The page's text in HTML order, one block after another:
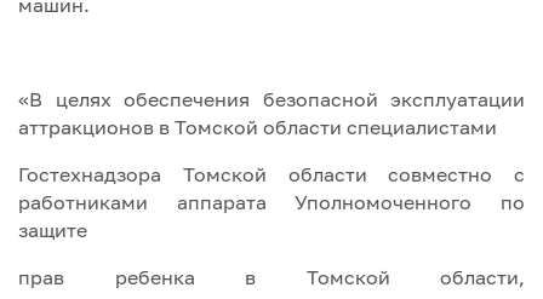
«В целях обеспечения безопасной эксплуатации
аттракционов в Томской области специалистами
Гостехнадзора Томской области совместно с
работниками аппарата Уполномоченного по
защите
прав ребенка в Томской области,